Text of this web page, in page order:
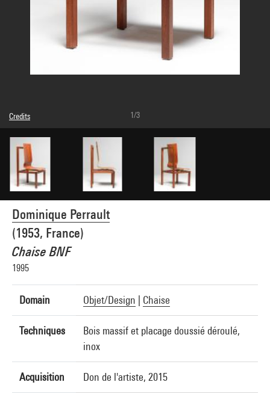
Dominique Perrault
(1953, France)
Chaise BNF
1995
Domain Objet/Design Chaise
Techniques
Bois massif et placage doussié déroulé,
inox
Acquisition Don de l'artiste, 2015
Credits
© Adagp, Paris
Photo credits : Centre Pompidou, MNAM-CCI/Georges Meguerditchian/Dist.
GrandPalaisRmn
Image reference : 4N44410
Image presentation :
GrandPalaisRmnPhoto
1/3